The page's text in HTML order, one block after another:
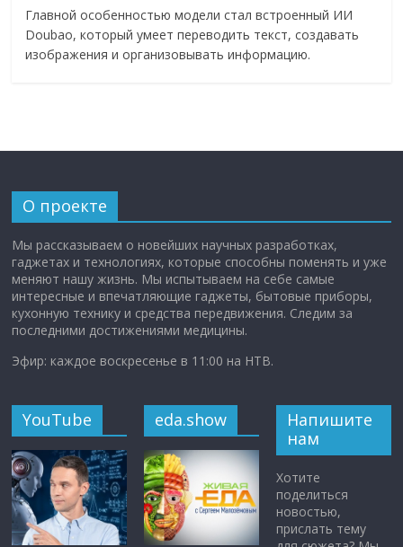
Главной особенностью модели стал встроенный ИИ
Doubao, который умеет переводить текст, создавать
изображения и организовывать информацию.
О проекте
Мы рассказываем о новейших научных разработках,
гаджетах и технологиях, которые способны поменять и уже
меняют нашу жизнь. Мы испытываем на себе самые
интересные и впечатляющие гаджеты, бытовые приборы,
кухонную технику и средства передвижения. Следим за
последними достижениями медицины.
Эфир: каждое воскресенье в 11:00 на НТВ.
YouTube eda.show
Напишите
нам
Хотите
поделиться
новостью,
прислать тему